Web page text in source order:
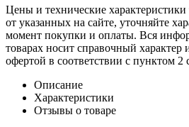
Цены и технические характеристики
от указанных на сайте, уточняйте
момент покупки и оплаты. Вся
товарах носит справочный характер
офертой в соответствии с пунктом
Описание
Характеристики
Отзывы о товаре